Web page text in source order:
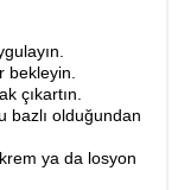
çıkartın.
bazlı olduğundan
ya da losyon